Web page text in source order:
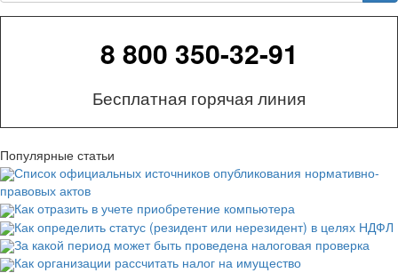
8 800 350-32-91
Бесплатная горячая линия
Популярные статьи
Список официальных источников опубликования нормативно-
правовых актов
Как отразить в учете приобретение компьютера
Как определить статус (резидент или нерезидент) в целях НДФЛ
За какой период может быть проведена налоговая проверка
Как организации рассчитать налог на имущество